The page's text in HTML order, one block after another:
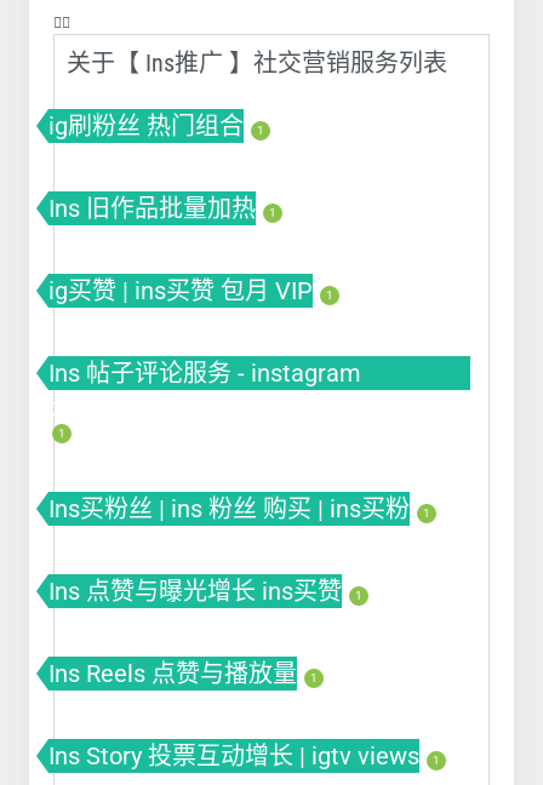
❤️‍🔥
关于【 Ins推广 】社交营销服务列表
ig刷粉丝 热门组合 1
Ins 旧作品批量加热 1
ig买赞 | ins买赞 包月 VIP 1
Ins 帖子评论服务 - instagram
comments buy
1
Ins买粉丝 | ins 粉丝 购买 | ins买粉 1
Ins 点赞与曝光增长 ins买赞 1
Ins Reels 点赞与播放量 1
Ins Story 投票互动增长 | igtv views 1